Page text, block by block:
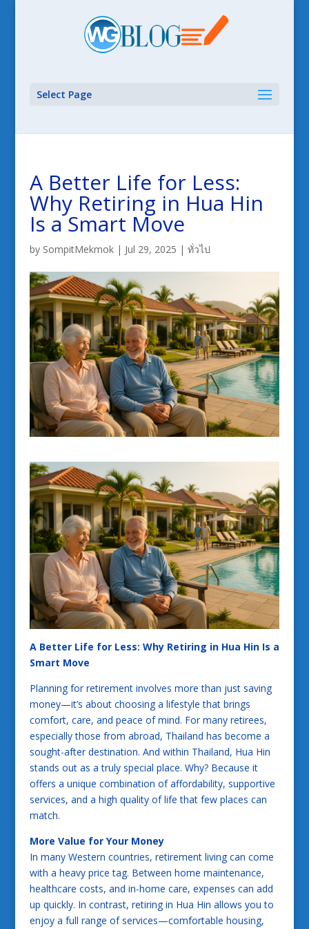
Select Page
A Better Life for Less:
Why Retiring in Hua Hin
Is a Smart Move
by SompitMekmok| Jul 29, 2025 | ทั่วไป
A Better Life for Less: Why Retiring in Hua Hin Is a
Smart Move
Planning for retirement involves more than just saving
money—it’s about choosing a lifestyle that brings
comfort, care, and peace of mind. For many retirees,
especially those from abroad, Thailand has become a
sought-after destination. And within Thailand, Hua Hin
stands out as a truly special place. Why? Because it
offers a unique combination of affordability, supportive
services, and a high quality of life that few places can
match.
More Value for Your Money
In many Western countries, retirement living can come
with a heavy price tag. Between home maintenance,
healthcare costs, and in-home care, expenses can add
up quickly. In contrast, retiring in Hua Hin allows you to
enjoy a full range of services—comfortable housing,